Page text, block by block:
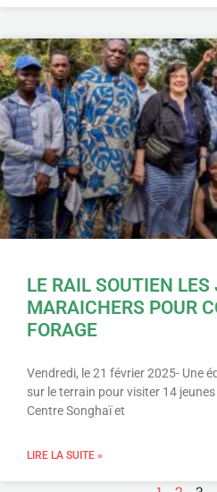
LE RAIL SOUTIEN LES
MARAICHERS POUR
FORAGE
Vendredi, le 21 février 2025- Une
sur le terrain pour visiter 14
Centre Songhaï et
LIRE LA SUITE »